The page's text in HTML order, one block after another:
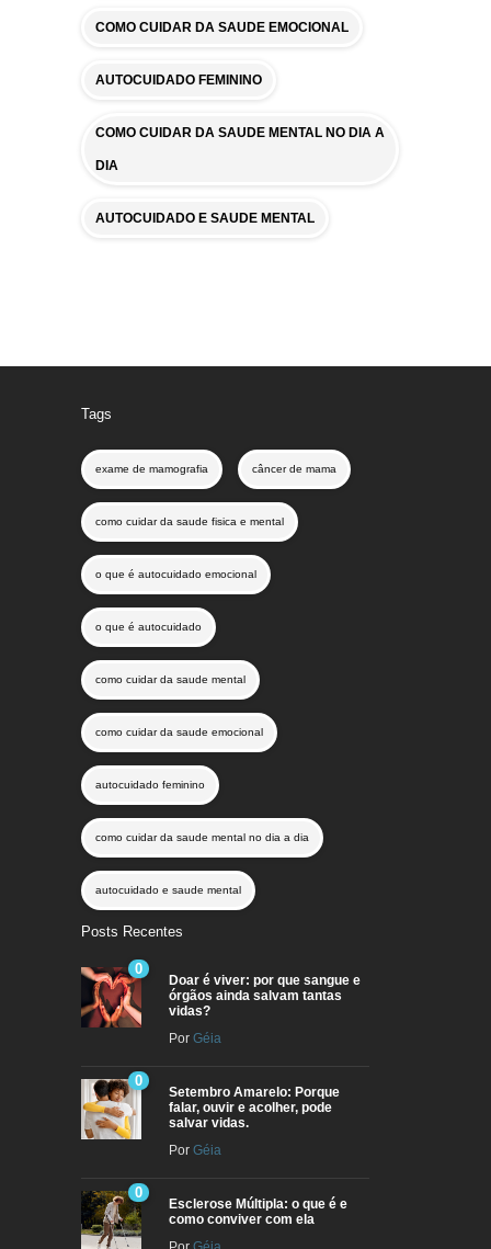
COMO CUIDAR DA SAUDE EMOCIONAL
AUTOCUIDADO FEMININO
COMO CUIDAR DA SAUDE MENTAL NO DIA A
DIA
AUTOCUIDADO E SAUDE MENTAL
Tags
exame de mamografia câncer de mama
como cuidar da saude fisica e mental
o que é autocuidado emocional
o que é autocuidado
como cuidar da saude mental
como cuidar da saude emocional
autocuidado feminino
como cuidar da saude mental no dia a dia
autocuidado e saude mental
Posts Recentes
0
Doar é viver: por que sangue e
órgãos ainda salvam tantas
vidas?
Por Géia
0
Setembro Amarelo: Porque
falar, ouvir e acolher, pode
salvar vidas.
Por Géia
0
Esclerose Múltipla: o que é e
como conviver com ela